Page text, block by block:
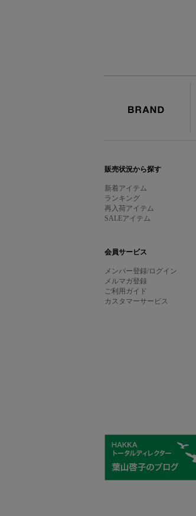
販売状況から探す
新着アイテム
ランキング
再入荷アイテム
SALEアイテム
会員サービス
メンバー登録/ログイン
メルマガ登録
ご利用ガイド
カスタマーサービス